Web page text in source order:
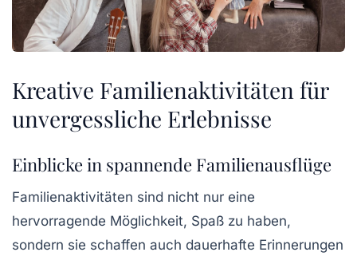
Kreative Familienaktivitäten für
unvergessliche Erlebnisse
Einblicke in spannende Familienausflüge
Familienaktivitäten sind nicht nur eine
hervorragende Möglichkeit, Spaß zu haben,
sondern sie schaffen auch dauerhafte Erinnerungen